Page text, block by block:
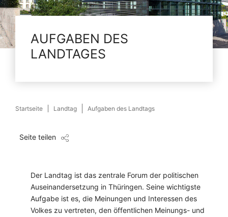
AUFGABEN DES
LANDTAGES
Startseite Landtag Aufgaben des Landtags
Seite teilen
Der Landtag ist das zentrale Forum der politischen
Auseinandersetzung in Thüringen. Seine wichtigste
Aufgabe ist es, die Meinungen und Interessen des
Volkes zu vertreten, den öffentlichen Meinungs- und